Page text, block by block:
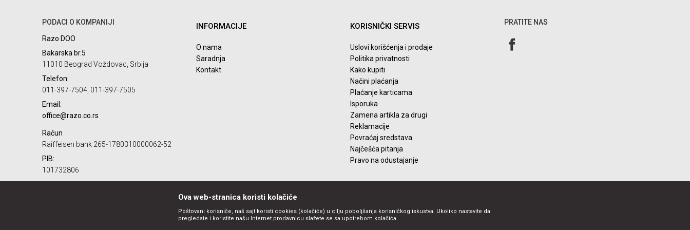
POŠALJI
PODACI O KOMPANIJI
Razo DOO
Bakarska br.5
11010 Beograd Voždovac, Srbija
Telefon:
011-397-7504, 011-397-7505
Email:
office@razo.co.rs
Račun
Raiffeisen bank 265-1780310000062-52
PIB:
101732806
INFORMACIJE
O nama
Saradnja
Kontakt
KORISNIČKI SERVIS
Uslovi korišćenja i prodaje
Politika privatnosti
Kako kupiti
Načini plaćanja
Plaćanje karticama
Isporuka
Zamena artikla za drugi
Reklamacije
Povraćaj sredstava
Najčešća pitanja
Pravo na odustajanje
PRATITE NAS
Ova web-stranica koristi kolačiće
Poštovani korisniče, naš sajt koristi cookies (kolačiće) u cilju poboljšanja korisničkog iskustva. Ukoliko nastavite da
pregledate i koristite našu Internet prodavnicu slažete se sa upotrebom kolačića.